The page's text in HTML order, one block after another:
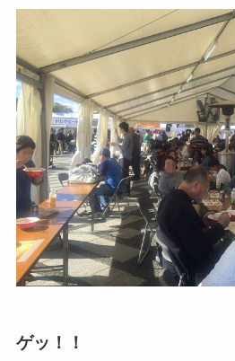
ゲッ！！